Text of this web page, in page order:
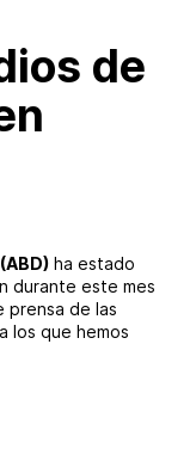
de
(ABD) ha estado
durante este mes
prensa de las
los que hemos